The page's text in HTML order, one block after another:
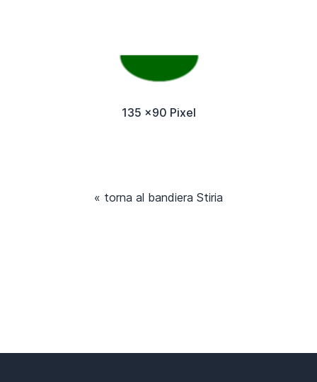
135 x90 Pixel
« torna al bandiera Stiria